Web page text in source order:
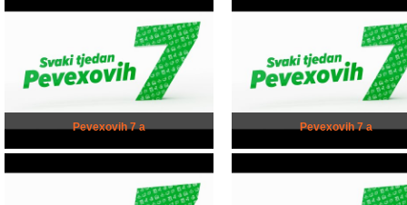
Pevexovih 7 a Pevexovih 7 a